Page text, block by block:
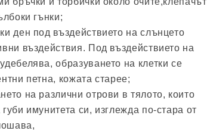
гънки;
ден под въздействието на слънцето
въздействия. Под въздействието на
образуването на клетки се
петна, кожата старее;
на различни отрови в тялото, които
имунитета си, изглежда по-стара от